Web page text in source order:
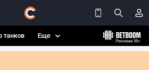
танков Еще